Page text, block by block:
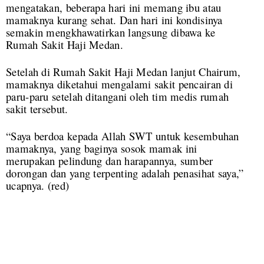
mengatakan, beberapa hari ini memang ibu atau
mamaknya kurang sehat. Dan hari ini kondisinya
semakin mengkhawatirkan langsung dibawa ke
Rumah Sakit Haji Medan.
Setelah di Rumah Sakit Haji Medan lanjut Chairum,
mamaknya diketahui mengalami sakit pencairan di
paru-paru setelah ditangani oleh tim medis rumah
sakit tersebut.
“Saya berdoa kepada Allah SWT untuk kesembuhan
mamaknya, yang baginya sosok mamak ini
merupakan pelindung dan harapannya, sumber
dorongan dan yang terpenting adalah penasihat saya,”
ucapnya. (red)